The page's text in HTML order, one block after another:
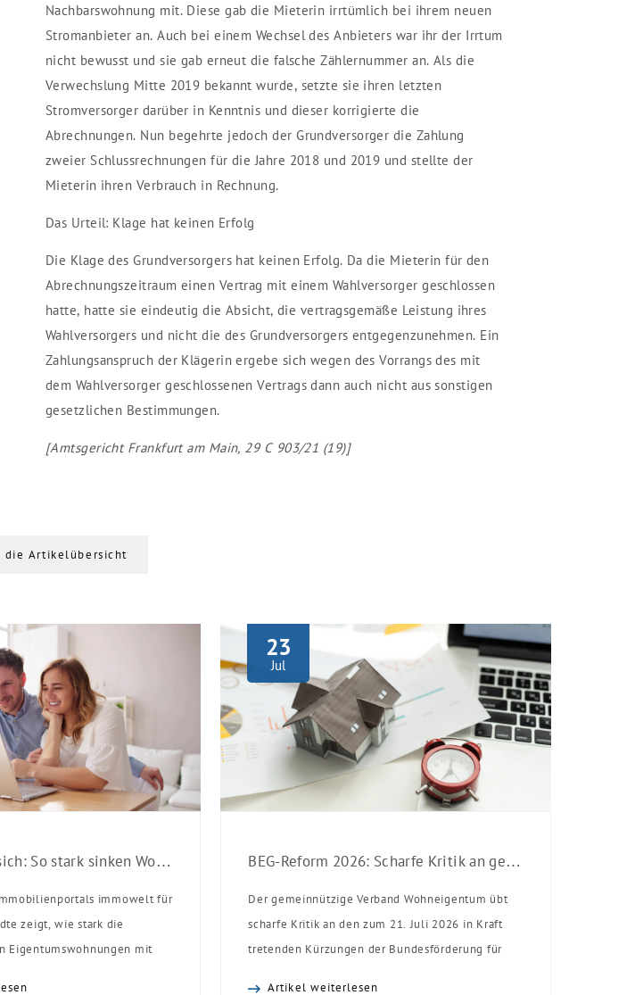
Nachbarswohnung mit. Diese gab die Mieterin irrtümlich bei ihrem neuen
Stromanbieter an. Auch bei einem Wechsel des Anbieters war ihr der Irrtum
nicht bewusst und sie gab erneut die falsche Zählernummer an. Als die
Verwechslung Mitte 2019 bekannt wurde, setzte sie ihren letzten
Stromversorger darüber in Kenntnis und dieser korrigierte die
Abrechnungen. Nun begehrte jedoch der Grundversorger die Zahlung
zweier Schlussrechnungen für die Jahre 2018 und 2019 und stellte der
Mieterin ihren Verbrauch in Rechnung.
Das Urteil: Klage hat keinen Erfolg
Die Klage des Grundversorgers hat keinen Erfolg. Da die Mieterin für den
Abrechnungszeitraum einen Vertrag mit einem Wahlversorger geschlossen
hatte, hatte sie eindeutig die Absicht, die vertragsgemäße Leistung ihres
Wahlversorgers und nicht die des Grundversorgers entgegenzunehmen. Ein
Zahlungsanspruch der Klägerin ergebe sich wegen des Vorrangs des mit
dem Wahlversorger geschlossenen Vertrags dann auch nicht aus sonstigen
gesetzlichen Bestimmungen.
[Amtsgericht Frankfurt am Main, 29 C 903/21 (19)]
die Artikelübersicht
Pendeln lohnt sich: So stark sinken Wohnungspreise im Umland
immowelt für
zeigt, wie stark die
Eigentumswohnungen mit
23
Jul
BEG-Reform 2026: Scharfe Kritik an gekürzten Sanierungsförderungen
Der gemeinnützige Verband Wohneigentum übt
scharfe Kritik an den zum 21. Juli 2026 in Kraft
tretenden Kürzungen der Bundesförderung für
Artikel weiterlesen